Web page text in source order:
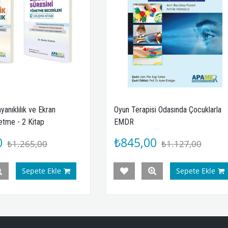
Oyun Terapisi Odasında Çocuklarla
EMDR
₺845,00
Sepete Ekle
Kaçıngan / Kısıtlı
₺638,00